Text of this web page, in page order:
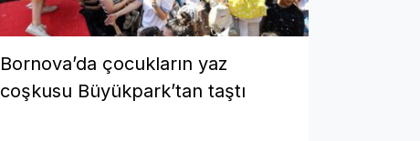
Bornova’da çocukların yaz
coşkusu Büyükpark’tan taştı